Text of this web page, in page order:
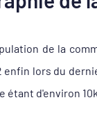
de la
enfin lors du
étant d'environ